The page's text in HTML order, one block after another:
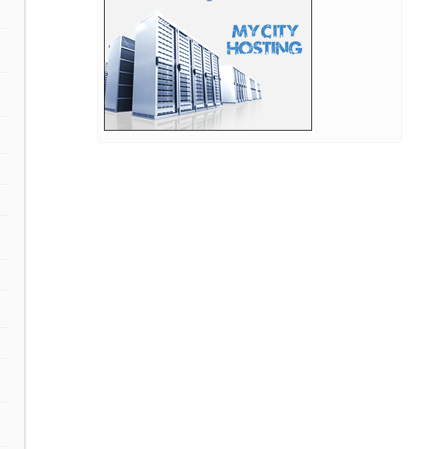
17:16:Vaterpolo klub "Borac" o napadu: Izostala reakcija vlasti
Republi...
17:16:Ministarstvo: Pružaoci usluge smještaja u RS da se
registruju d...
17:16:Macut povodom Dana ženskog fudbala: Telo bez energije
štedi, iz...